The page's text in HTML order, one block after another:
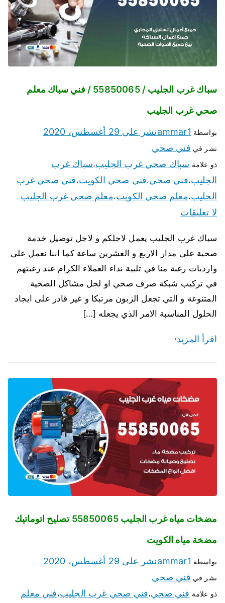
سباك غرب الجليب / 55850065 / فني سباك معلم
صحي غرب الجليب
بواسطة ammar1نشر على 29 أغسطس، 2020
نشر في فني صحي
ذو علامة سباك صحي غرب الجليب،سباك غرب
الجليب،فني صحي،فني صحي الكويت،فني صحي غرب
الجليب،معلم صحي الكويت،معلم صحي غرب الجليب
لا تعليقات
سباك غرب الجليب يعمل لاجلكم و لاجل توصيل خدمة
صحية على مدار الاربع و العشرين ساعة كما اننا نعمل على
وارديات رغبة منا في تلبية نداء العملاء الكرام عند رغبتهم
في تركيب شبكة صرف صحي او لحل مشاكل الصحية
المتنوعة و التي تجعل الزبون مرتبكا و غير قادر على ايجاد
الحلول المناسبة الامر الذي يجعله […]
اقرأ المزيد
مضخات مياه غرب الجليب 55850065 تصليح اتوماتيك
مضخة مياه الكويت
بواسطة ammar1نشر على 29 أغسطس، 2020
نشر في فني صحي
ذو علامة فني صحي،فني صحي غرب الجليب،فني معلم